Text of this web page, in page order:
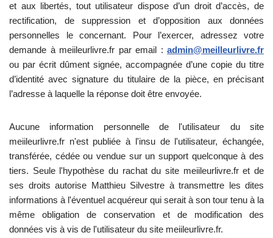
et aux libertés, tout utilisateur dispose d’un droit d’accès, de
rectification, de suppression et d’opposition aux données
personnelles le concernant. Pour l’exercer, adressez votre
demande à meiileurlivre.fr par email : admin@meilleurlivre.fr
ou par écrit dûment signée, accompagnée d’une copie du titre
d’identité avec signature du titulaire de la pièce, en précisant
l’adresse à laquelle la réponse doit être envoyée.
Aucune information personnelle de l'utilisateur du site
meiileurlivre.fr n'est publiée à l'insu de l'utilisateur, échangée,
transférée, cédée ou vendue sur un support quelconque à des
tiers. Seule l'hypothèse du rachat du site meiileurlivre.fr et de
ses droits autorise Matthieu Silvestre à transmettre les dites
informations à l'éventuel acquéreur qui serait à son tour tenu à la
même obligation de conservation et de modification des
données vis à vis de l'utilisateur du site meiileurlivre.fr.